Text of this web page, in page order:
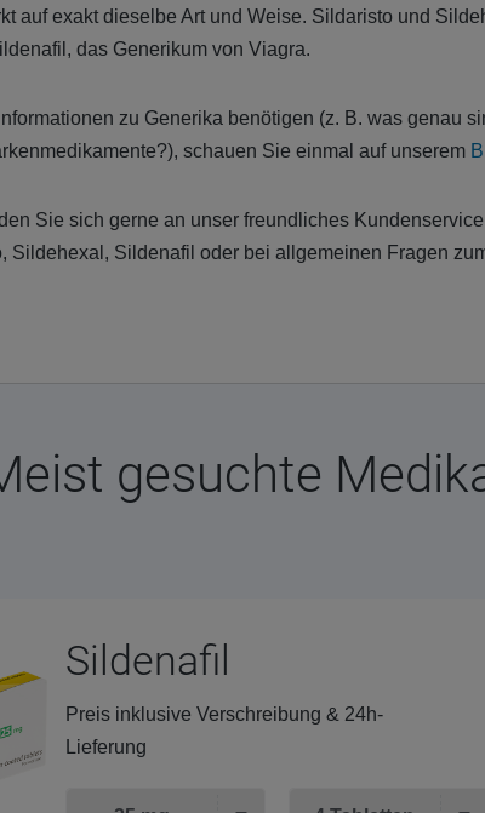
auf exakt dieselbe Art und Weise. Sildaristo und
das Generikum von Viagra.
zu Generika benötigen (z. B. was genau
schauen Sie einmal auf unserem
Sie sich gerne an unser freundliches
Sildehexal, Sildenafil oder bei allgemeinen Fragen
gesuchte
Sildenafil
Preis inklusive Verschreibung & 24h-
Lieferung